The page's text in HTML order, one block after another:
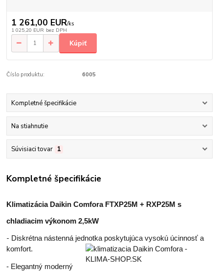
1 261,00 EUR/ks
1 025,20 EUR bez DPH
Kúpiť
Číslo produktu: 6005
Kompletné špecifikácie
Na stiahnutie
Súvisiaci tovar 1
Kompletné špecifikácie
Klimatizácia Daikin Comfora FTXP25M + RXP25M s
chladiacim výkonom 2,5kW
- Diskrétna nástenná jednotka poskytujúca vysokú úcinnosť a
komfort.
- Elegantný moderný